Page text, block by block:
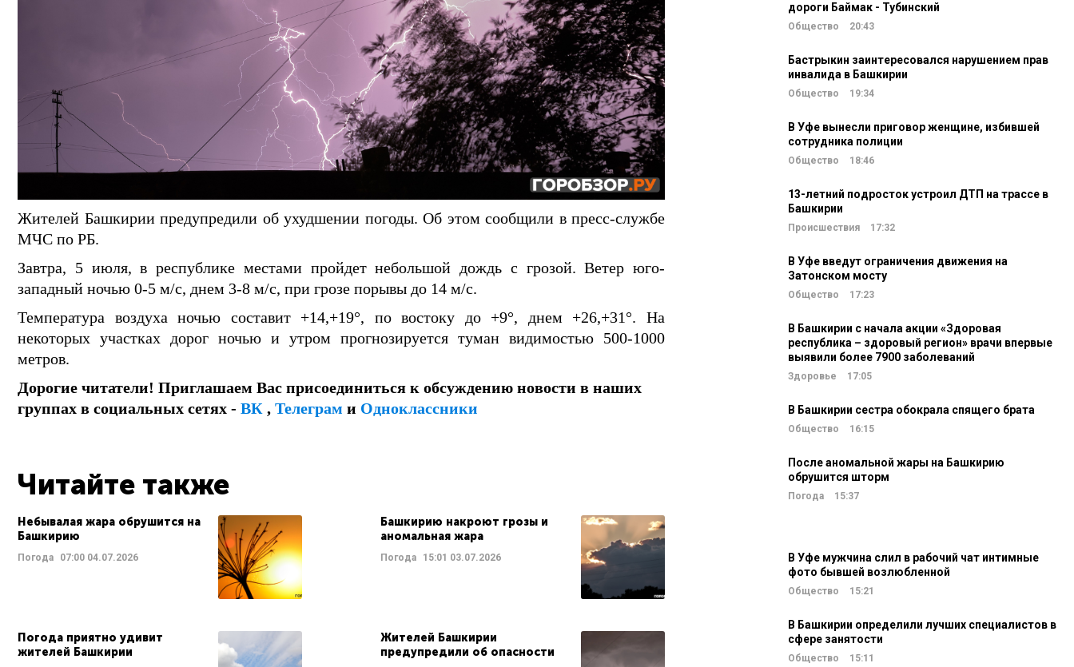
Жителей Башкирии предупредили об ухудшении погоды. Об этом сообщили в пресс-службе
МЧС по РБ.
Завтра, 5 июля, в республике местами пройдет небольшой дождь с грозой. Ветер юго-
западный ночью 0-5 м/с, днем 3-8 м/с, при грозе порывы до 14 м/с.
Температура воздуха ночью составит +14,+19°, по востоку до +9°, днем +26,+31°. На
некоторых участках дорог ночью и утром прогнозируется туман видимостью 500-1000
метров.
Дорогие читатели! Приглашаем Вас присоединиться к обсуждению новости в наших
группах в социальных сетях - ВК , Телеграм и Одноклассники
Читайте также
Небывалая жара обрушится на
Башкирию
Погода 07:00 04.07.2026
Башкирию накроют грозы и
аномальная жара
Погода 15:01 03.07.2026
Погода приятно удивит
жителей Башкирии
Жителей Башкирии
предупредили об опасности
дороги Баймак - Тубинский
Общество 20:43
Бастрыкин заинтересовался нарушением прав
инвалида в Башкирии
Общество 19:34
В Уфе вынесли приговор женщине, избившей
сотрудника полиции
Общество 18:46
13-летний подросток устроил ДТП на трассе в
Башкирии
Происшествия 17:32
В Уфе введут ограничения движения на
Затонском мосту
Общество 17:23
В Башкирии с начала акции «Здоровая
республика – здоровый регион» врачи впервые
выявили более 7900 заболеваний
Здоровье 17:05
В Башкирии сестра обокрала спящего брата
Общество 16:15
После аномальной жары на Башкирию
обрушится шторм
Погода 15:37
В Уфе мужчина слил в рабочий чат интимные
фото бывшей возлюбленной
Общество 15:21
В Башкирии определили лучших специалистов в
сфере занятости
Общество 15:11